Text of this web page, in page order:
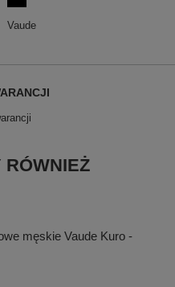
Vaude
RÓWNIEŻ
męskie Vaude Kuro -